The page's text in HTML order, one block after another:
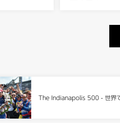
The Indianapolis 500 - 世界